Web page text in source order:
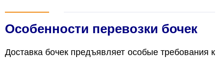
Особенности перевозки бочек
Доставка бочек предъявляет особые требования к